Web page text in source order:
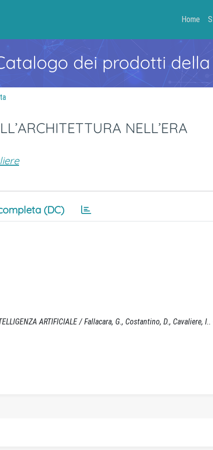
Home
dei prodotti della
NELL’ERA
(DC)
ARTIFICIALE / Fallacara, G., Costantino, D., Cavaliere,